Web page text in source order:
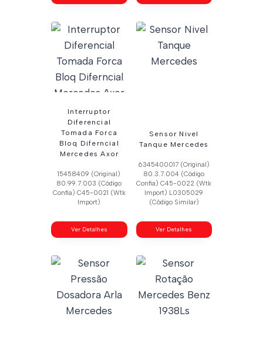
Interruptor
Diferencial
Tomada Forca
Bloq Diferncial
Mercedes Axor
15458409 (Original)
80.99.7.003 (Código
Confia) C45-0021 (Wtk
Import)
Ver Detalhes
Sensor Nivel
Tanque Mercedes
6345400017 (Original)
80.3.7.004 (Código
Confia) C45-0022 (Wtk
Import) L0305029
(Código Similar)
Ver Detalhes